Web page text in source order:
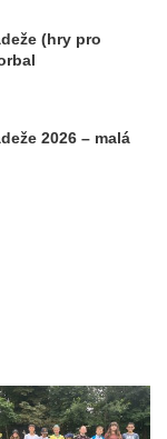
(hry pro
2026 – malá